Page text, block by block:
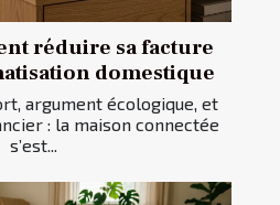
réduire sa facture
domestique
argument écologique, et
: la maison connectée
s’est...